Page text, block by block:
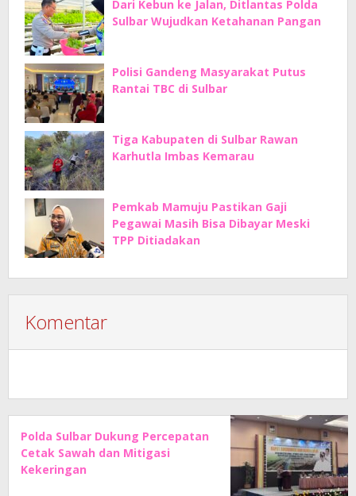
Dari Kebun ke Jalan, Ditlantas Polda
Sulbar Wujudkan Ketahanan Pangan
Polisi Gandeng Masyarakat Putus
Rantai TBC di Sulbar
Tiga Kabupaten di Sulbar Rawan
Karhutla Imbas Kemarau
Pemkab Mamuju Pastikan Gaji
Pegawai Masih Bisa Dibayar Meski
TPP Ditiadakan
Komentar
Polda Sulbar Dukung Percepatan
Cetak Sawah dan Mitigasi
Kekeringan